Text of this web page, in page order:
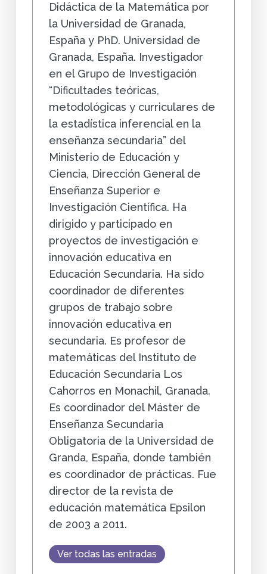
Didáctica de la Matemática por
la Universidad de Granada,
España y PhD. Universidad de
Granada, España. Investigador
en el Grupo de Investigación
“Dificultades teóricas,
metodológicas y curriculares de
la estadística inferencial en la
enseñanza secundaria” del
Ministerio de Educación y
Ciencia, Dirección General de
Enseñanza Superior e
Investigación Científica. Ha
dirigido y participado en
proyectos de investigación e
innovación educativa en
Educación Secundaria. Ha sido
coordinador de diferentes
grupos de trabajo sobre
innovación educativa en
secundaria. Es profesor de
matemáticas del Instituto de
Educación Secundaria Los
Cahorros en Monachil, Granada.
Es coordinador del Máster de
Enseñanza Secundaria
Obligatoria de la Universidad de
Granda, España, donde también
es coordinador de prácticas. Fue
director de la revista de
educación matemática Epsilon
de 2003 a 2011.
Ver todas las entradas